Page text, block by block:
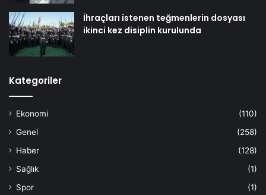
İhraçları istenen teğmenlerin dosyası
ikinci kez disiplin kurulunda
Kategoriler
Ekonomi
(110)
Genel
(258)
Haber
(128)
Sağlık
(1)
Spor
(1)